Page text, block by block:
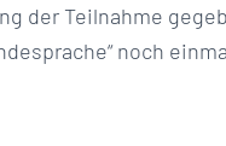
der Teilnahme
noch